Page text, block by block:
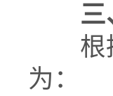
三
根据
为：